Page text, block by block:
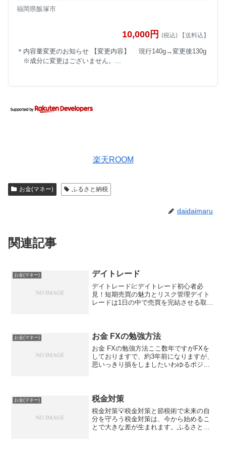
福岡県飯塚市
10,000円 (税込) 【送料込】
＊内容量変更のお知らせ 【変更内容】 現行140g→変更後130g
※成分に変更はございません。...
楽天ROOM
お金(マネー) ふるさと納税
daidaimaru
関連記事
お金(マネー) デイトレード
デイトレード💹デイトレード初心者必
見！短期売買の魅力とリスク管理デイト
レードは1日の中で売買を完結させる取引
ではポジションを翌日に持...
お金(マネー) お金 FXの勉強方法
お金 FXの勉強方法ここ数年ですがFXを
しておりますで、約3年前になりますが、
思いっきり損をしましたいわゆるポジポ
いては学校では教え...
お金(マネー) 税金対策
税金対策💡税金対策と節税術で未来の自
分を守ろう税金対策は、今から始めるこ
とで大きな差が生まれます。ふるさと納